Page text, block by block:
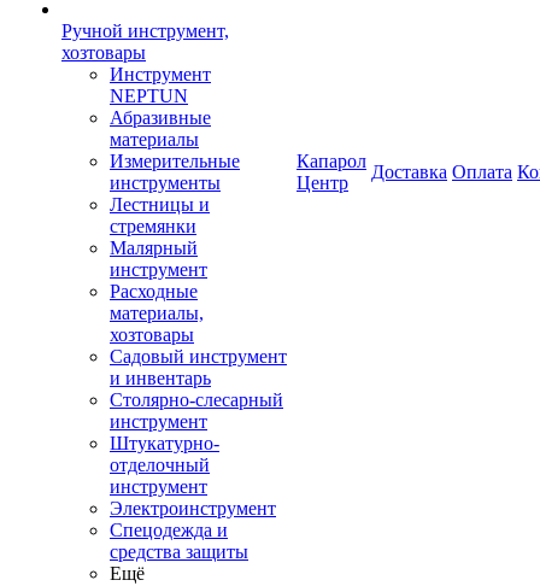
Ручной инструмент,
хозтовары
Инструмент
NEPTUN
Абразивные
материалы
Измерительные
инструменты
Лестницы и
стремянки
Малярный
инструмент
Расходные
материалы,
хозтовары
Садовый инструмент
и инвентарь
Столярно-слесарный
инструмент
Штукатурно-
отделочный
инструмент
Электроинструмент
Спецодежда и
средства защиты
Ещё
Капарол
Центр
Доставка Оплата